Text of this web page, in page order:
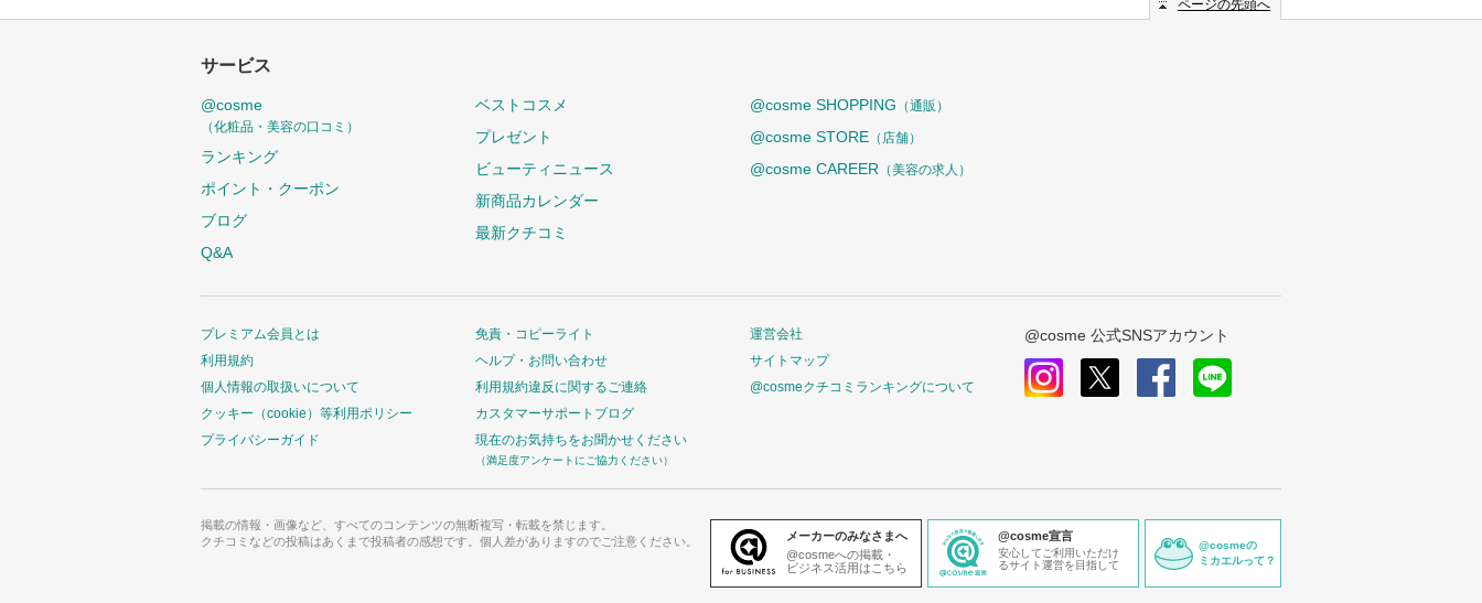
ページの先頭へ
サービス
@cosme
（化粧品・美容の口コミ）
ランキング
ポイント・クーポン
ブログ
Q&A
ベストコスメ
プレゼント
ビューティニュース
新商品カレンダー
最新クチコミ
@cosme SHOPPING （通販）
@cosme STORE （店舗）
@cosme CAREER （美容の求人）
プレミアム会員とは
利用規約
個人情報の取扱いについて
クッキー（cookie）等利用ポリシー
プライバシーガイド
免責・コピーライト
ヘルプ・お問い合わせ
利用規約違反に関するご連絡
カスタマーサポートブログ
現在のお気持ちをお聞かせください
（満足度アンケートにご協力ください）
運営会社
サイトマップ
@cosmeクチコミランキングについて
@cosme 公式SNSアカウント
掲載の情報・画像など、すべてのコンテンツの無断複写・転載を禁じます。
クチコミなどの投稿はあくまで投稿者の感想です。個人差がありますのでご注意ください。
メーカーのみなさまへ
@cosmeへの掲載・
ビジネス活用はこちら
@cosme宣言
安心してご利用いただけ
るサイト運営を目指して
@cosmeの
ミカエルって？